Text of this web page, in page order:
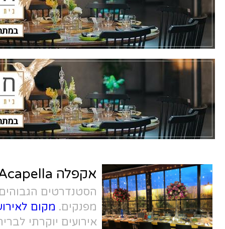
אקפלה Acapella
הסטנדרטים הגבוהים ביותר, במחירים
מפנקים.מקום לאירוע קטן בנתניה, אולם
אירועים יוקרתי לבריתות בנתניה, מקום